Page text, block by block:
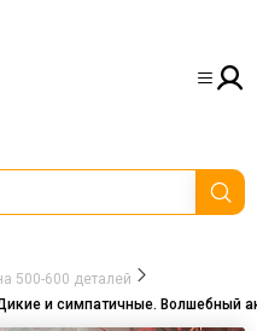
500-600 деталей
и симпатичные. Волшебный